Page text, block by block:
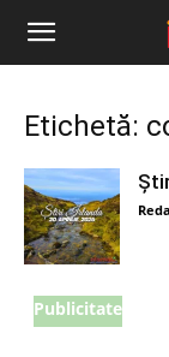
Informația
Etichetă:
Publicitate